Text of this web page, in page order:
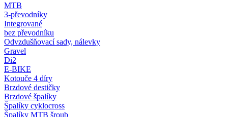
MTB
3-převodníky
Integrované
bez převodníku
Odvzdušňovací sady, nálevky
Gravel
Di2
E-BIKE
Kotouče 4 díry
Brzdové destičky
Brzdové špalíky
Špalíky cyklocross
Špalíky MTB šroub